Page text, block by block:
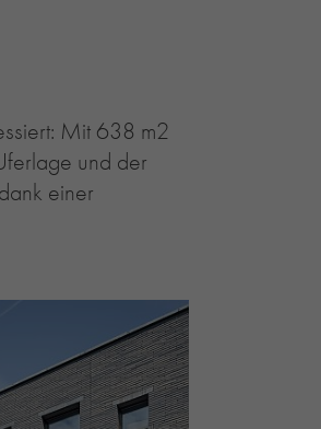
Mit 638 m2
und der
einer